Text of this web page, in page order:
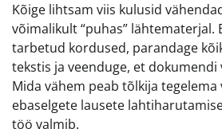
Kõige lihtsam viis kulusid
võimalikult “puhas” lähtematerjal.
tarbetud kordused, parandage
tekstis ja veenduge, et
Mida vähem peab tõlkija
ebaselgete lausete
töö valmib.